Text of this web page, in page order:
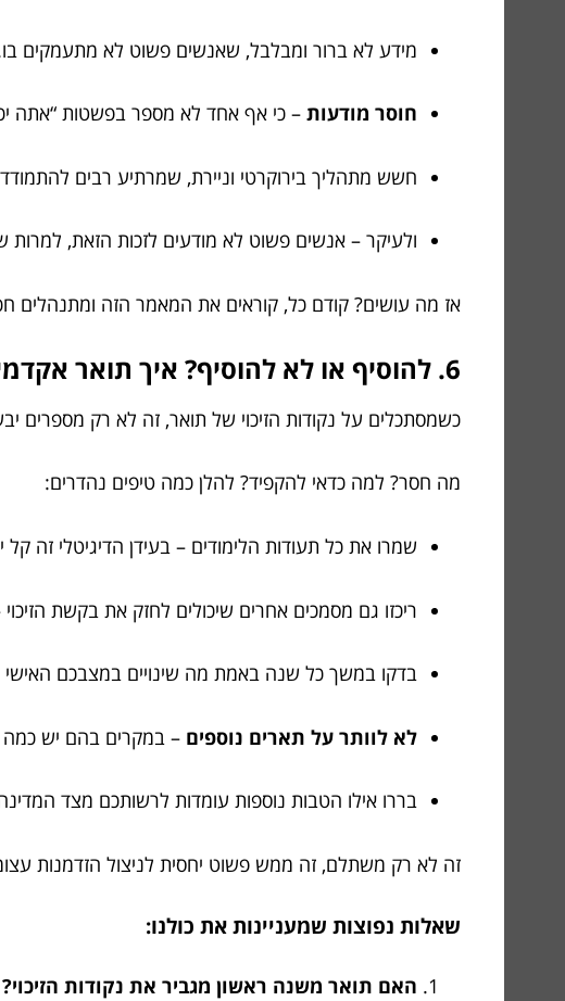
מידע לא ברור ומבלבל, שאנשים פשוט לא מתעמקים
חוסר מודעות – כי אף אחד לא מספר בפשטות “אתה
חשש מתהליך בירוקרטי וניירת, שמרתיע רבים
ולעיקר – אנשים פשוט לא מודעים לזכות הזאת,
אז מה עושים? קודם כל, קוראים את המאמר הזה ומתנהלים
6. להוסיף או לא להוסיף? איך תואר אקדמי יכול להשפיע על ההחזר שלכם ומה כדאי לדעת עוד
כשמסתכלים על נקודות הזיכוי של תואר, זה לא רק מספרים
מה חסר? למה כדאי להקפיד? להלן כמה טיפים נהדרים:
שמרו את כל תעודות הלימודים – בעידן הדיגיטלי זה קל
ריכזו גם מסמכים אחרים שיכולים לחזק את בקשת
בדקו במשך כל שנה באמת מה שינויים במצבכם האישי
לא לוותר על תארים נוספים – במקרים בהם יש כמה
בררו אילו הטבות נוספות עומדות לרשותכם מצד
זה לא רק משתלם, זה ממש פשוט יחסית לניצול הזדמנות
שאלות נפוצות שמעניינות את כולנו:
האם תואר משנה ראשון מגביר את נקודות הזיכוי?